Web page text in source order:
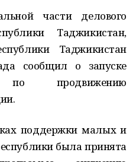
части делового
Таджикистан,
Таджикистан
сообщил о запуске
по продвижению
поддержки малых и
была принята